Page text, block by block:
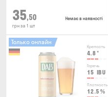
35,50
грн за 1 шт
Немає в наявності
Крепость
4.8 °
Горечь
15 IBU
Плотность
12.5 %
Только онлайн